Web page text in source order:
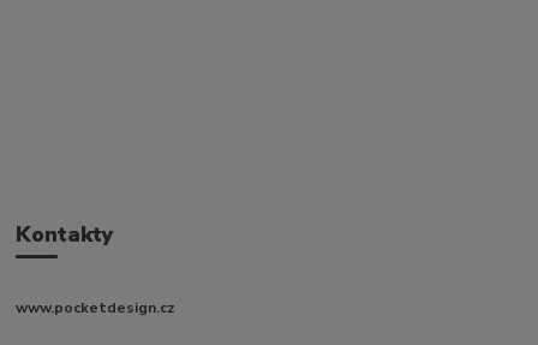
Kontakty
www.pocketdesign.cz